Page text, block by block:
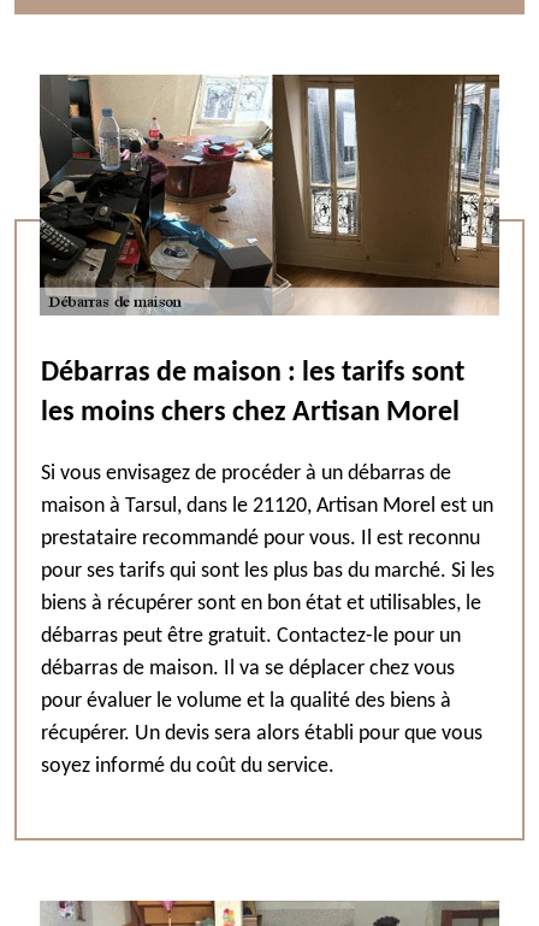
Débarras de maison : les tarifs sont
les moins chers chez Artisan Morel
Si vous envisagez de procéder à un débarras de
maison à Tarsul, dans le 21120, Artisan Morel est un
prestataire recommandé pour vous. Il est reconnu
pour ses tarifs qui sont les plus bas du marché. Si les
biens à récupérer sont en bon état et utilisables, le
débarras peut être gratuit. Contactez-le pour un
débarras de maison. Il va se déplacer chez vous
pour évaluer le volume et la qualité des biens à
récupérer. Un devis sera alors établi pour que vous
soyez informé du coût du service.